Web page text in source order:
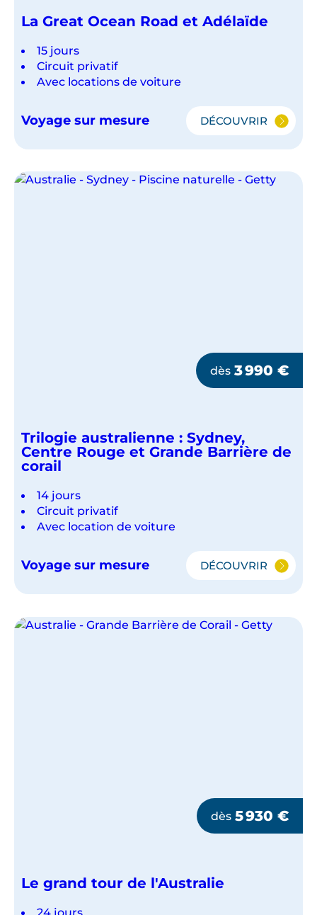
La Great Ocean Road et Adélaïde
15 jours
Circuit privatif
Avec locations de voiture
Voyage sur mesure DÉCOUVRIR
LA
ROAD
ET
dès 3 990 €
Trilogie australienne : Sydney,
Centre Rouge et Grande Barrière de
corail
14 jours
Circuit privatif
Avec location de voiture
Voyage sur mesure DÉCOUVRIR
TRILOGIE
SYDNEY,
CENTRE
dès 5 930 €
Le grand tour de l'Australie
24 jours